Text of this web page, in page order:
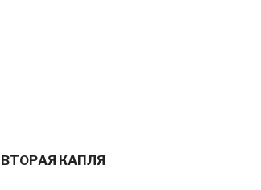
ВТОРАЯ КАПЛЯ